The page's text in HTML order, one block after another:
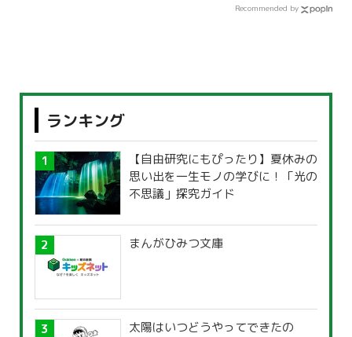
Recommended by
ランキング
【自由研究にもぴったり】夏休みの
思い出を一生モノの学びに！「光の
不思議」探究ガイド
まんがひみつ文庫
太陽はいつどうやってできたの